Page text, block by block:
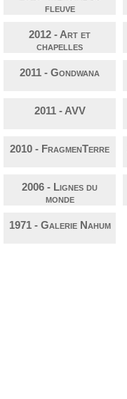
fleuve
2012 - Art et
chapelles
2011 - Gondwana
2011 - AVV
2010 - FragmenTerre
2006 - Lignes du
monde
1971 - Galerie Nahum